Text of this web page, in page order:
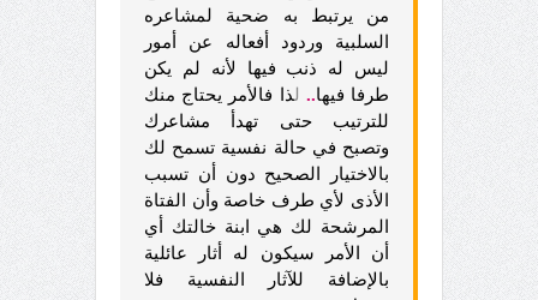
من يرتبط به ضحية لمشاعره
السلبية وردود أفعاله عن أمور
ليس له ذنب فيها لأنه لم يكن
طرفا فيها.. لذا فالأمر يحتاج منك
للترتيب حتى تهدأ مشاعرك
وتصبح في حالة نفسية تسمح لك
بالاختيار الصحيح دون أن تسبب
الأذى لأي طرف خاصة وأن الفتاة
المرشحة لك هي ابنة خالتك أي
أن الأمر سيكون له أثار عائلية
بالإضافة للآثار النفسية فلا